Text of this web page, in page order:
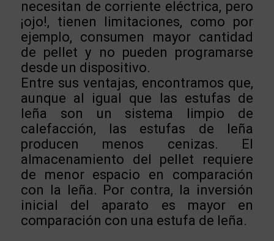
necesitan de corriente eléctrica, pero
¡ojo!, tienen limitaciones, como por
ejemplo, consumen mayor cantidad
de pellet y no pueden programarse
desde un dispositivo.
Entre sus ventajas, encontramos que,
aunque al igual que las estufas de
leña son un sistema limpio de
calefacción, las estufas de leña
producen menos cenizas. El
almacenamiento del pellet requiere
de menor espacio en comparación
con la leña. Por contra, la inversión
inicial del aparato es mayor en
comparación con una estufa de leña.